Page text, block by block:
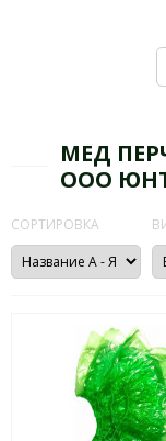
МЕД
ООО
СОРТИРОВКА